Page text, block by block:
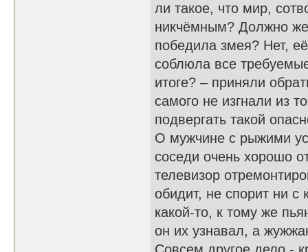
ли такое, что мир,
никчёмным? Должно же
победила змея? Нет,
соблюла все
итоге? – приняли
самого не изгнали из
подвергать такой
О мужчине с рыжими
соседи очень хорошо
телевизор
обидит, не спорит ни
какой-то, к тому же
он их узнавал, а